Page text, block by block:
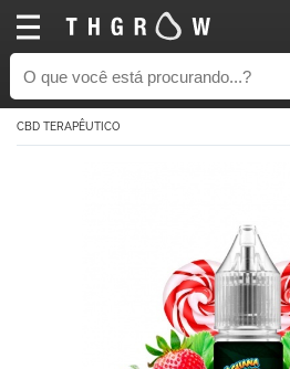
CBD TERAPÊUTICO